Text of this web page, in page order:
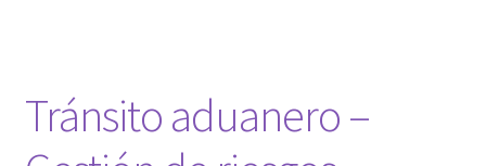
Tránsito aduanero –